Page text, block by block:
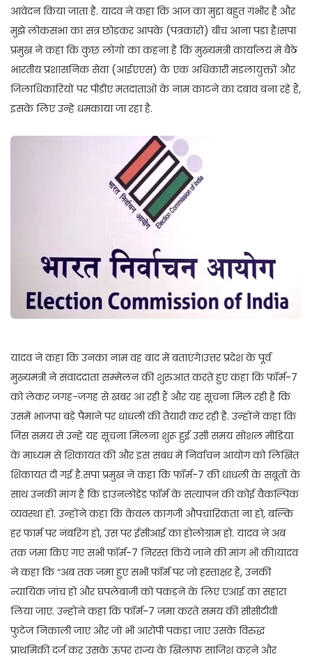
आवेदन किया जाता है. यादव ने कहा कि आज का मुद्दा बहुत गंभीर है और
मुझे लोकसभा का सत्र छोड़कर आपके (पत्रकारों) बीच आना पड़ा है।सपा
प्रमुख ने कहा कि कुछ लोगों का कहना है कि मुख्यमंत्री कार्यालय में बैठे
भारतीय प्रशासनिक सेवा (आईएएस) के एक अधिकारी मंडलायुक्तों और
जिलाधिकारियों पर पीडीए मतदाताओं के नाम काटने का दबाव बना रहे हैं,
इसके लिए उन्हें धमकाया जा रहा है.
यादव ने कहा कि उनका नाम वह बाद में बताएंगे।उत्तर प्रदेश के पूर्व
मुख्यमंत्री ने संवाददाता सम्मेलन की शुरुआत करते हुए कहा कि फॉर्म-7
को लेकर जगह-जगह से खबर आ रही हैं और यह सूचना मिल रही है कि
उसमें भाजपा बड़े पैमाने पर धांधली की तैयारी कर रही है. उन्होंने कहा कि
जिस समय से उन्हें यह सूचना मिलना शुरू हुई उसी समय सोशल मीडिया
के माध्यम से शिकायत की और इस संबंध में निर्वाचन आयोग को लिखित
शिकायत दी गई है.सपा प्रमुख ने कहा कि फॉर्म-7 की धांधली के सबूतों के
साथ उनकी मांग है कि डाउनलोडेड फॉर्म के सत्यापन की कोई वैकल्पिक
व्यवस्था हो. उन्होंने कहा कि केवल कागजी औपचारिकता ना हो, बल्कि
हर फार्म पर नंबरिंग हो, उस पर ईसीआई का होलोग्राम हो. यादव ने अब
तक जमा किए गए सभी फॉर्म-7 निरस्त किये जाने की मांग भी की।यादव
ने कहा कि “अब तक जमा हुए सभी फॉर्म पर जो हस्ताक्षर हैं, उनकी
न्यायिक जांच हो और घपलेबाजी को पकड़ने के लिए एआई का सहारा
लिया जाए. उन्होंने कहा कि फॉर्म-7 जमा करते समय की सीसीटीवी
फुटेज निकाली जाए और जो भी आरोपी पकड़ा जाए उसके विरुद्ध
प्राथमिकी दर्ज कर उसके ऊपर राज्य के खिलाफ साजिश करने और